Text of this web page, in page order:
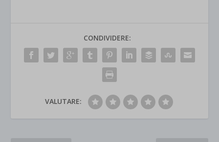
CONDIVIDERE:
VALUTARE: